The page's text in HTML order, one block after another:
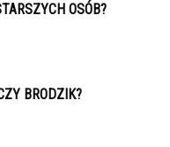
OSÓB?
BRODZIK?